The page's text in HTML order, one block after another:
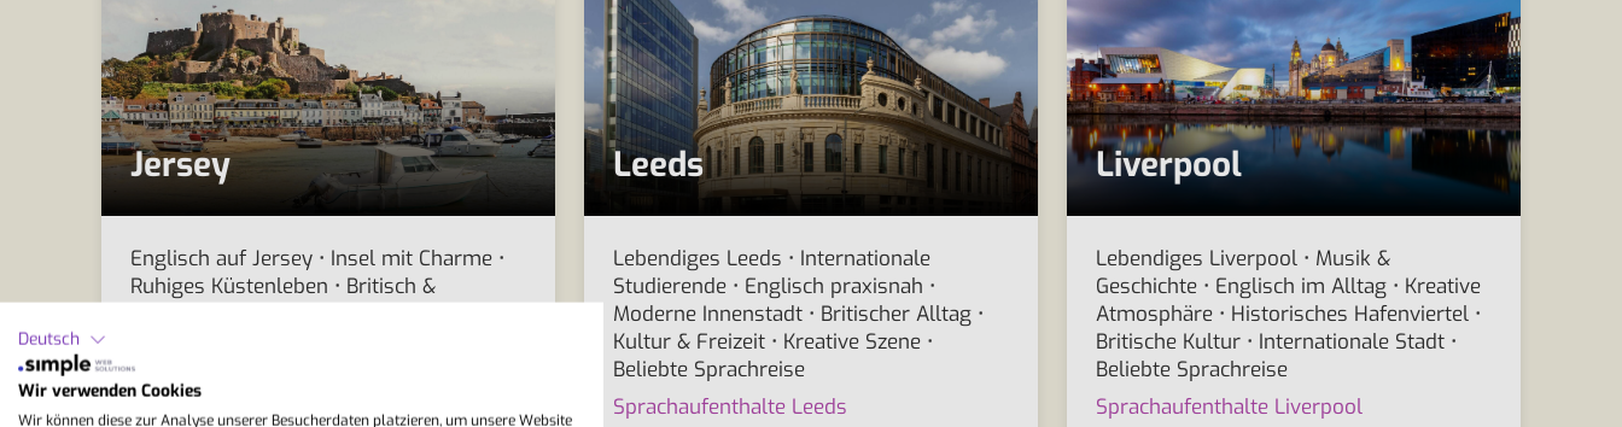
Jersey
Englisch auf Jersey • Insel mit Charme •
Ruhiges Küstenleben • Britisch &
Sprachreise
Sprachaufenthalte Jersey
Leeds
Lebendiges Leeds • Internationale
Studierende • Englisch praxisnah •
Moderne Innenstadt • Britischer Alltag •
Kultur & Freizeit • Kreative Szene •
Beliebte Sprachreise
Sprachaufenthalte Leeds
Liverpool
Lebendiges Liverpool • Musik &
Geschichte • Englisch im Alltag • Kreative
Atmosphäre • Historisches Hafenviertel •
Britische Kultur • Internationale Stadt •
Beliebte Sprachreise
Sprachaufenthalte Liverpool
Deutsch
Wir verwenden Cookies
Wir können diese zur Analyse unserer Besucherdaten platzieren, um unsere Website